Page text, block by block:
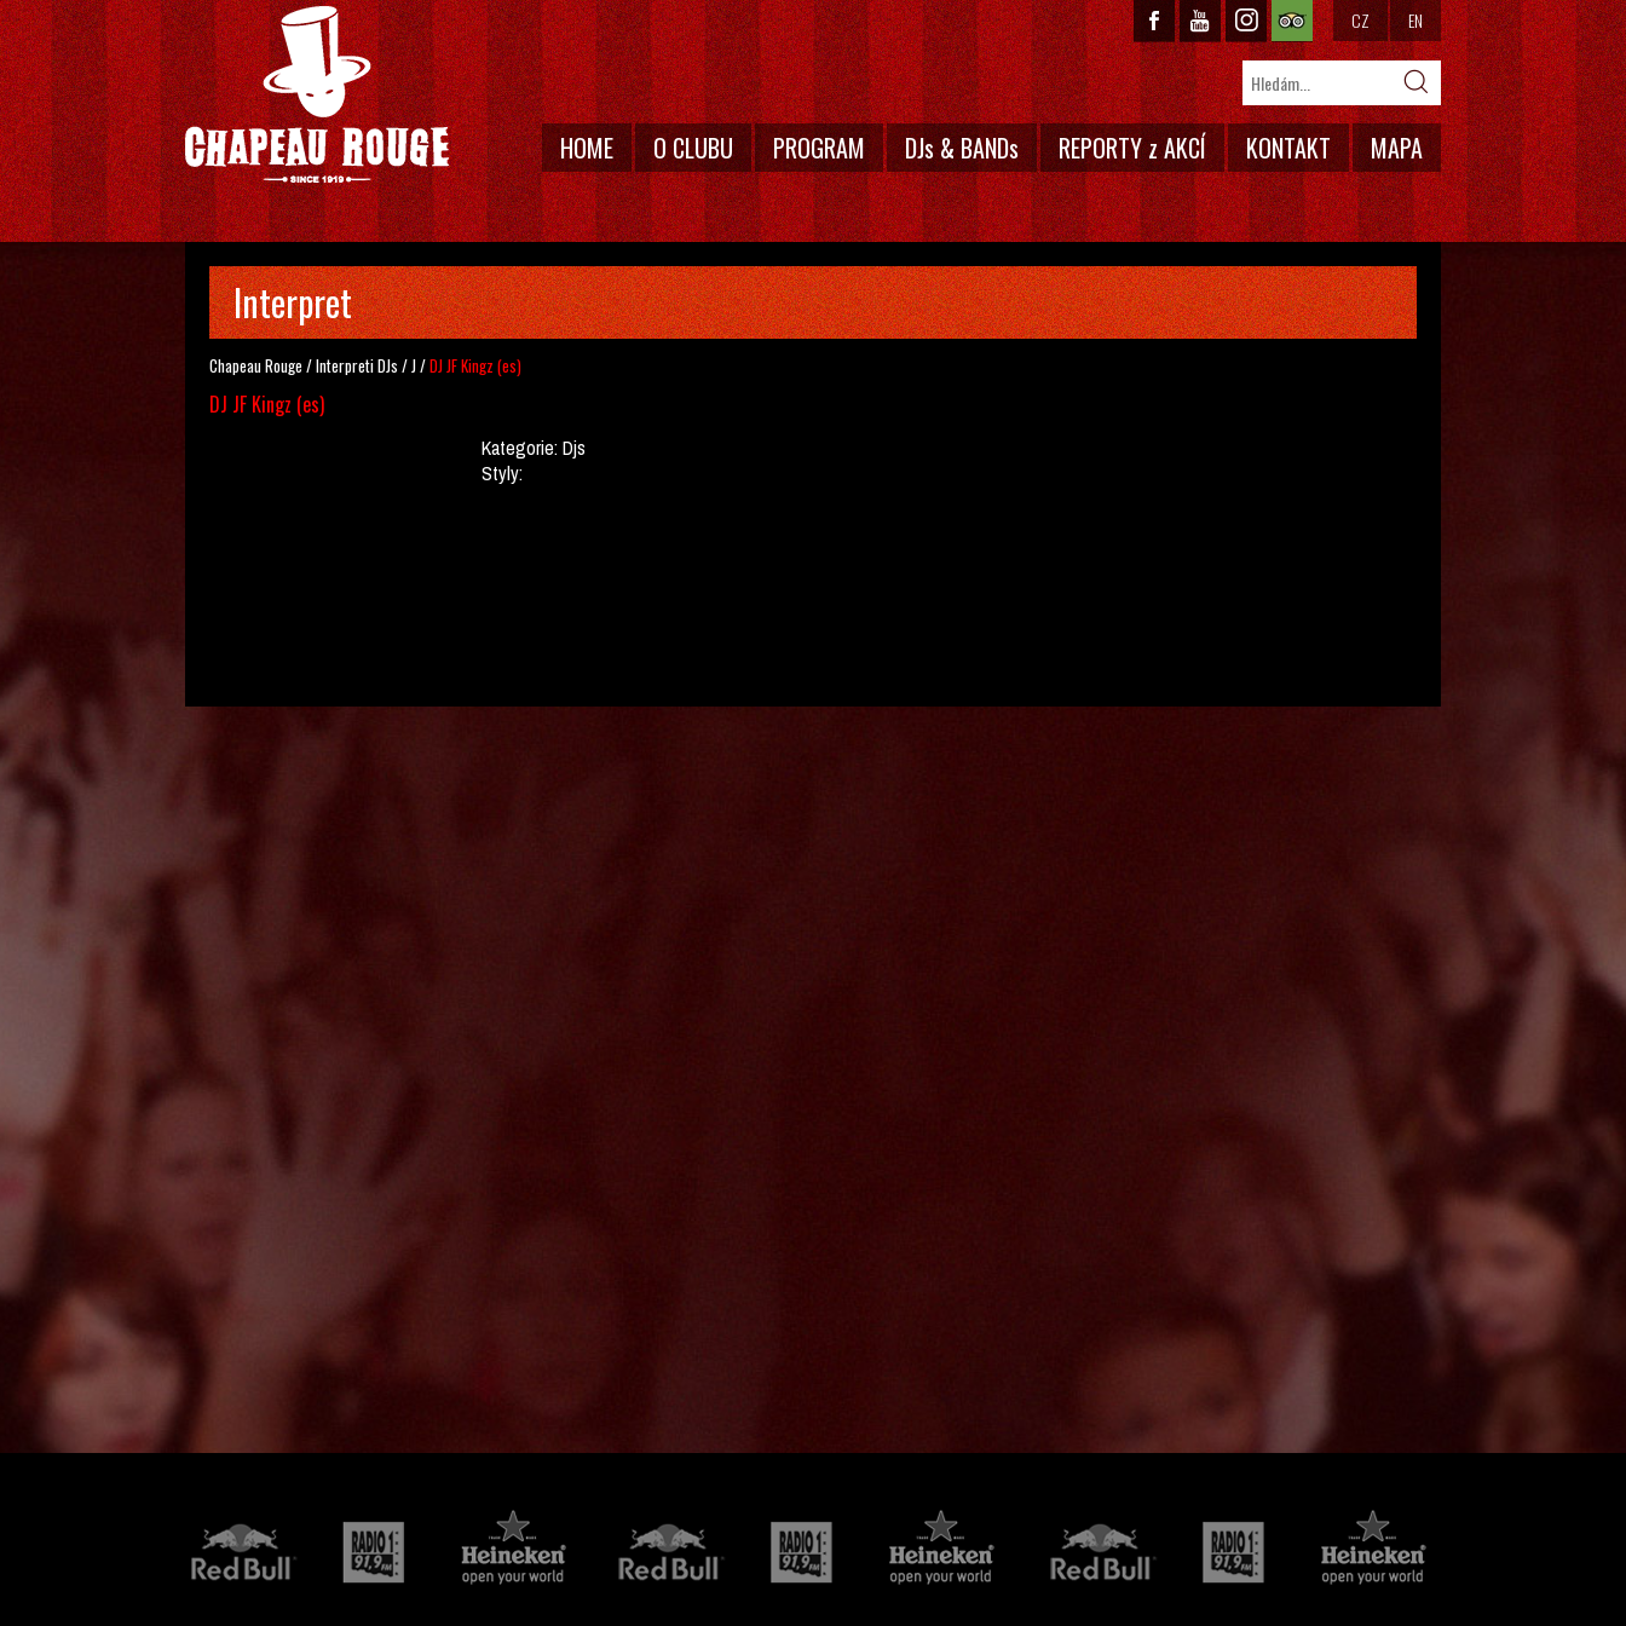
HOME O CLUBU PROGRAM DJs & BANDs REPORTY z AKCÍ KONTAKT MAPA
CZ EN
Interpret
Chapeau Rouge /InterpretiDJs /J/DJ JF Kingz (es)
DJ JF Kingz (es)
Kategorie:Djs
Styly: